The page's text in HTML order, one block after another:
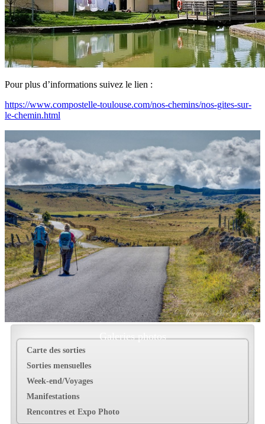
Pour plus d’informations suivez le lien :
https://www.compostelle-toulouse.com/nos-chemins/nos-gites-sur-
le-chemin.html
Galeries photos
Carte des sorties
Sorties mensuelles
Week-end/Voyages
Manifestations
Rencontres et Expo Photo